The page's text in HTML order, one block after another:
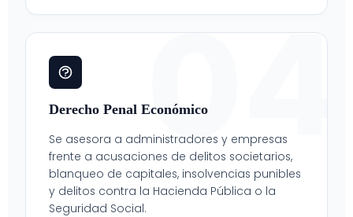
04
Derecho Penal Económico
Se asesora a administradores y empresas
frente a acusaciones de delitos societarios,
blanqueo de capitales, insolvencias punibles
y delitos contra la Hacienda Pública o la
Seguridad Social.